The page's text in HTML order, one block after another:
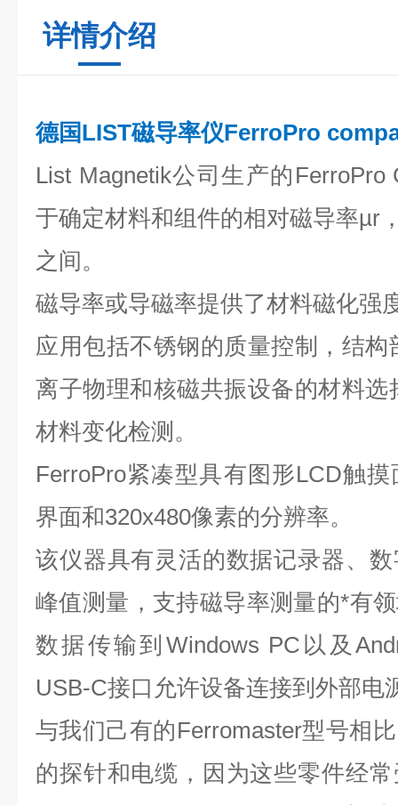
详情介绍
德国LIST磁导率仪FerroPro
List Magnetik公司生产的
于确定材料和组件的相对磁导率µr
之间。
磁导率或导磁率提供了材料磁化强
应用包括不锈钢的质量控制，结
离子物理和核磁共振设备的材料
材料变化检测。
FerroPro紧凑型具有图形LCD触
界面和320x480像素的分辨率。
该仪器具有灵活的数据记录器、
峰值测量，支持磁导率测量的*有
数据传输到Windows PC以及
USB-C接口允许设备连接到外部电
与我们己有的Ferromaster型号相
的探针和电缆，因为这些零件经